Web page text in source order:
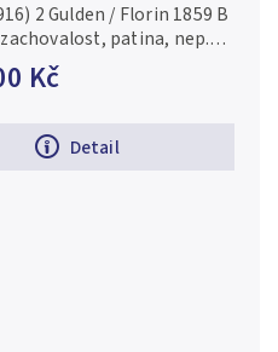
Kč
Detail
2 Gulden / Florin 1859 B
patina, nep.
hranky